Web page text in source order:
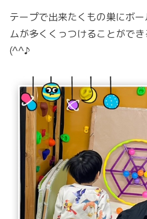
テープで出来たくもの巣にボ
ムが多くくっつけることがで
(^^♪